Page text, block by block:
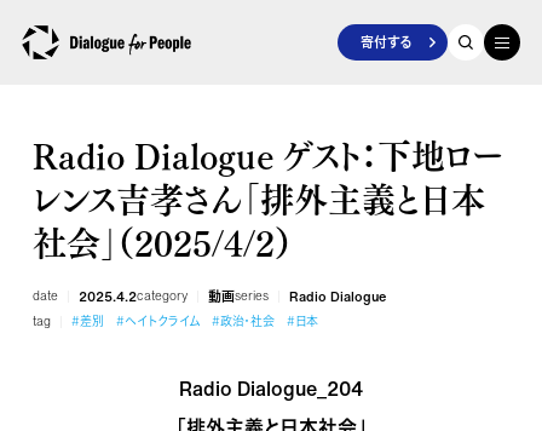
寄付する
Radio Dialogue ゲスト：下地ロー
レンス吉孝さん「排外主義と日本
社会」（2025/4/2）
date 2025.4.2category 動画series Radio Dialogue
tag #差別 #ヘイトクライム #政治・社会 #日本
Radio Dialogue_204